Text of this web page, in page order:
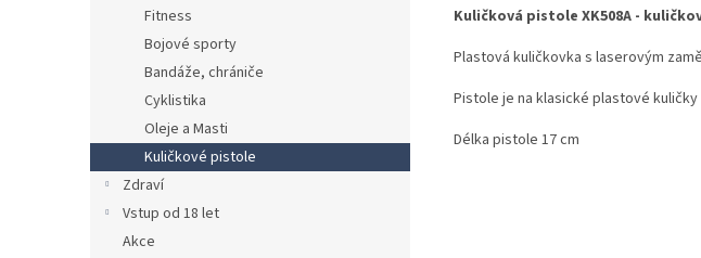
Fitness
Bojové sporty
Bandáže, chrániče
Cyklistika
Oleje a Masti
Kuličkové pistole
Zdraví
Vstup od 18 let
Akce
Kuličková pistole XK508A -
Plastová kuličkovka s laserovým
Pistole je na klasické plastové kuličky
Délka pistole 17 cm